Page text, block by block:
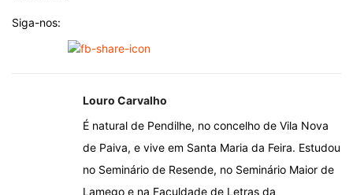
Siga-nos:
Louro Carvalho
É natural de Pendilhe, no concelho de Vila Nova
de Paiva, e vive em Santa Maria da Feira. Estudou
no Seminário de Resende, no Seminário Maior de
Lamego e na Faculdade de Letras da